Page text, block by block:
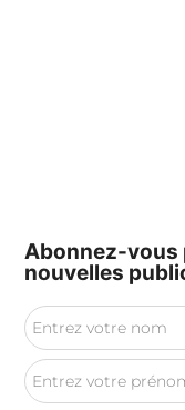
Abonnez-vous
nouvelles